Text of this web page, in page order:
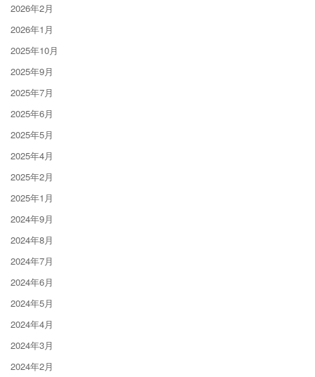
2026年2月
2026年1月
2025年10月
2025年9月
2025年7月
2025年6月
2025年5月
2025年4月
2025年2月
2025年1月
2024年9月
2024年8月
2024年7月
2024年6月
2024年5月
2024年4月
2024年3月
2024年2月